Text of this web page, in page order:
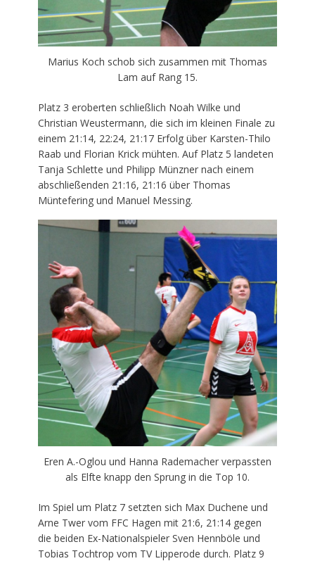
Marius Koch schob sich zusammen mit Thomas
Lam auf Rang 15.
Platz 3 eroberten schließlich Noah Wilke und
Christian Weustermann, die sich im kleinen Finale zu
einem 21:14, 22:24, 21:17 Erfolg über Karsten-Thilo
Raab und Florian Krick mühten. Auf Platz 5 landeten
Tanja Schlette und Philipp Münzner nach einem
abschließenden 21:16, 21:16 über Thomas
Müntefering und Manuel Messing.
Eren A.-Oglou und Hanna Rademacher verpassten
als Elfte knapp den Sprung in die Top 10.
Im Spiel um Platz 7 setzten sich Max Duchene und
Arne Twer vom FFC Hagen mit 21:6, 21:14 gegen
die beiden Ex-Nationalspieler Sven Hennböle und
Tobias Tochtrop vom TV Lipperode durch. Platz 9